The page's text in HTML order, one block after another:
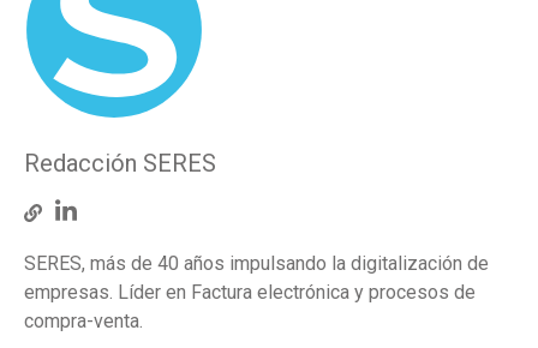
Redacción SERES
SERES, más de 40 años impulsando la digitalización de
empresas. Líder en Factura electrónica y procesos de
compra-venta.